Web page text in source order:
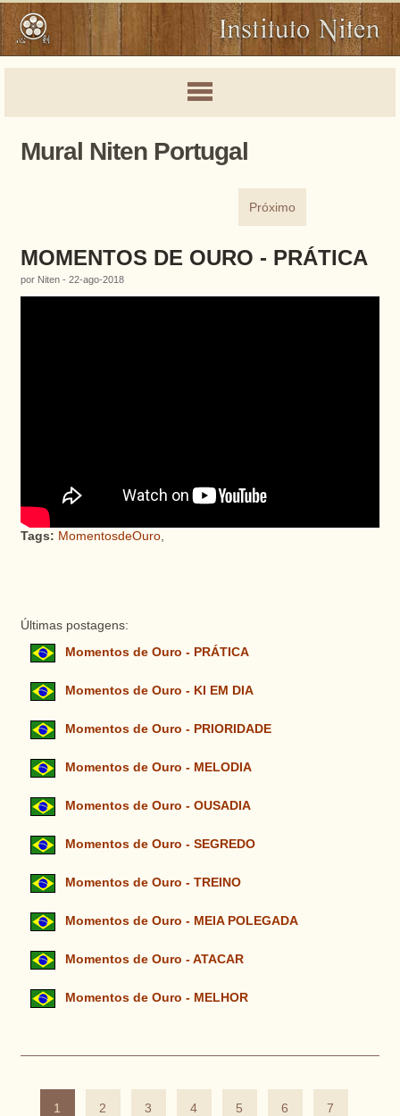
Mural Niten Portugal
Próximo
MOMENTOS DE OURO - PRÁTICA
por Niten - 22-ago-2018
Tags: MomentosdeOuro,
Últimas postagens:
Momentos de Ouro - PRÁTICA
Momentos de Ouro - KI EM DIA
Momentos de Ouro - PRIORIDADE
Momentos de Ouro - MELODIA
Momentos de Ouro - OUSADIA
Momentos de Ouro - SEGREDO
Momentos de Ouro - TREINO
Momentos de Ouro - MEIA POLEGADA
Momentos de Ouro - ATACAR
Momentos de Ouro - MELHOR
1 2 3 4 5 6 7